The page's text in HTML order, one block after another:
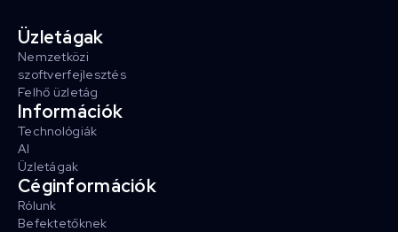
Üzletágak
Nemzetközi
szoftverfejlesztés
Felhő üzletág
Információk
Technológiák
AI
Üzletágak
Céginformációk
Rólunk
Befektetőknek